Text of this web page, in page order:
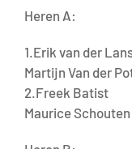
Heren A:
1.Erik van der
Martijn Van der
2.Freek Batist
Maurice Schouten